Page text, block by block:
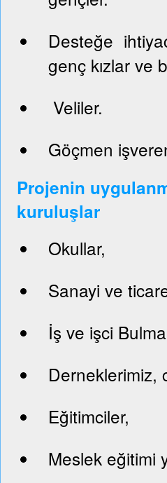
Desteğe
genç kızlar ve
Veliler.
Göçmen
Projenin
kuruluşlar
Okullar,
Sanayi ve
İş ve işci
Derneklerimiz,
Eğitimciler,
Meslek eğitimi